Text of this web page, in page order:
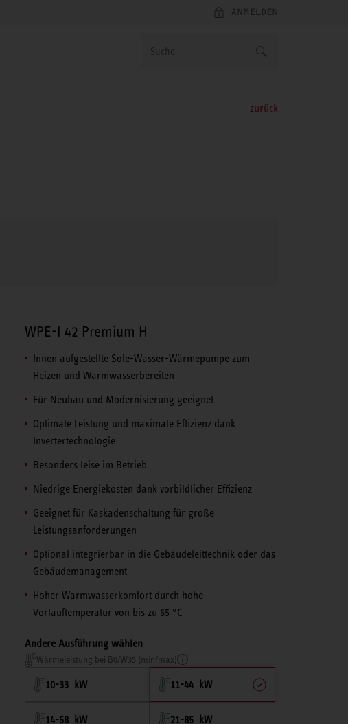
ANMELDEN
zurück
WPE-I 42 Premium H
Innen aufgestellte Sole-Wasser-Wärmepumpe zum
Heizen und Warmwasserbereiten
Für Neubau und Modernisierung geeignet
Optimale Leistung und maximale Effizienz dank
Invertertechnologie
Besonders leise im Betrieb
Niedrige Energiekosten dank vorbildlicher Effizienz
Geeignet für Kaskadenschaltung für große
Leistungsanforderungen
Optional integrierbar in die Gebäudeleittechnik oder das
Gebäudemanagement
Hoher Warmwasserkomfort durch hohe
Vorlauftemperatur von bis zu 65 °C
Andere Ausführung wählen
Wärmeleistung bei B0/W35 (min/max)
10-33 kW 11-44 kW
14-58 kW 21-85 kW